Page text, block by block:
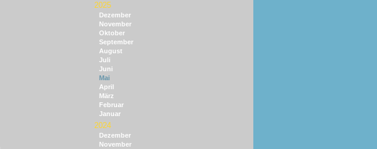
2025
Dezember
November
Oktober
September
August
Juli
Juni
Mai
April
März
Februar
Januar
2024
Dezember
November